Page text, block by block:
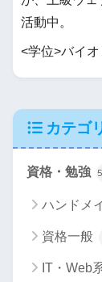
活動中。
<学位>バイ
カテゴ
資格・勉強
ハンドメ
資格一般
IT・Web